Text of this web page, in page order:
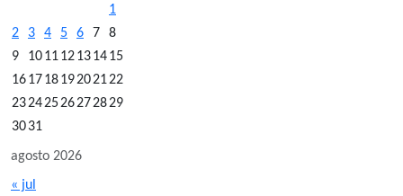
agosto 2026
1
2
3 4 5 6 7
8
9
101112131415
16171819202122
23242526272829
3031
« jul